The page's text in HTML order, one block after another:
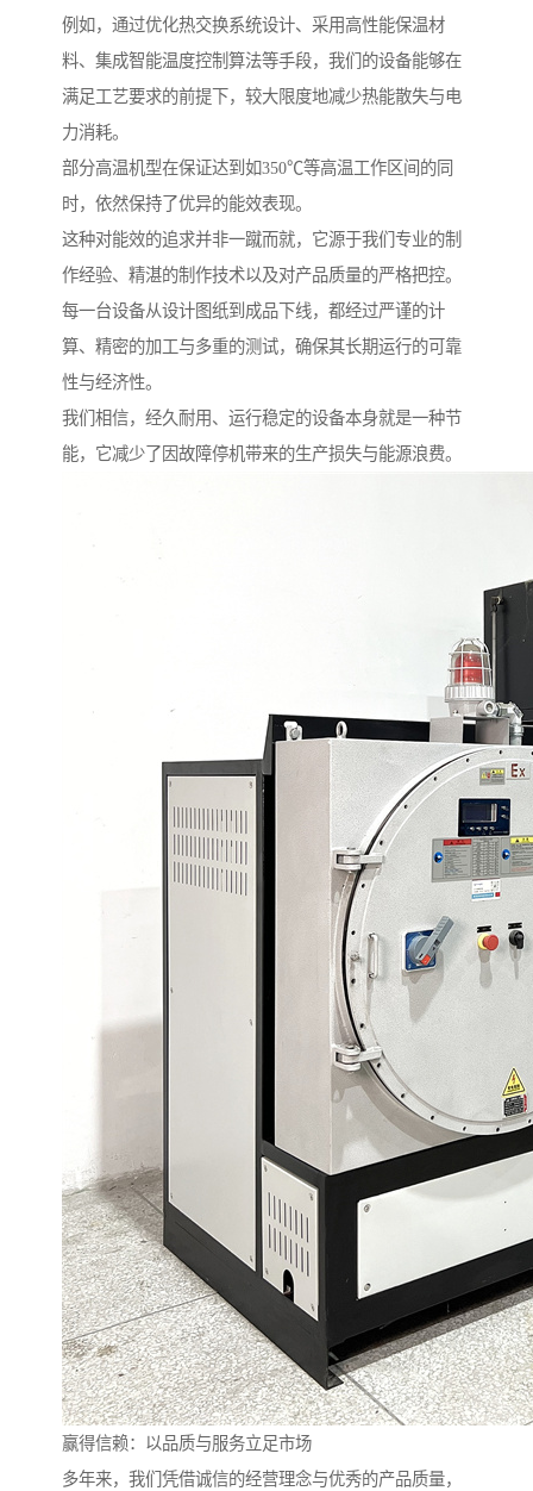
例如，通过优化热交换系统设计、采用高性能保温材
料、集成智能温度控制算法等手段，我们的设备能够在
满足工艺要求的前提下，较大限度地减少热能散失与电
力消耗。
部分高温机型在保证达到如350℃等高温工作区间的同
时，依然保持了优异的能效表现。
这种对能效的追求并非一蹴而就，它源于我们专业的制
作经验、精湛的制作技术以及对产品质量的严格把控。
每一台设备从设计图纸到成品下线，都经过严谨的计
算、精密的加工与多重的测试，确保其长期运行的可靠
性与经济性。
我们相信，经久耐用、运行稳定的设备本身就是一种节
能，它减少了因故障停机带来的生产损失与能源浪费。
赢得信赖：以品质与服务立足市场
多年来，我们凭借诚信的经营理念与优秀的产品质量，